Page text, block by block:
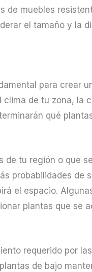
muebles
el tamaño y la
para crear
de tu zona, la
qué
tu región o que
probabilidades de
el espacio.
plantas que se
requerido por
de bajo